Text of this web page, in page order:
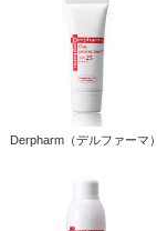
Derpharm（デルファーマ）